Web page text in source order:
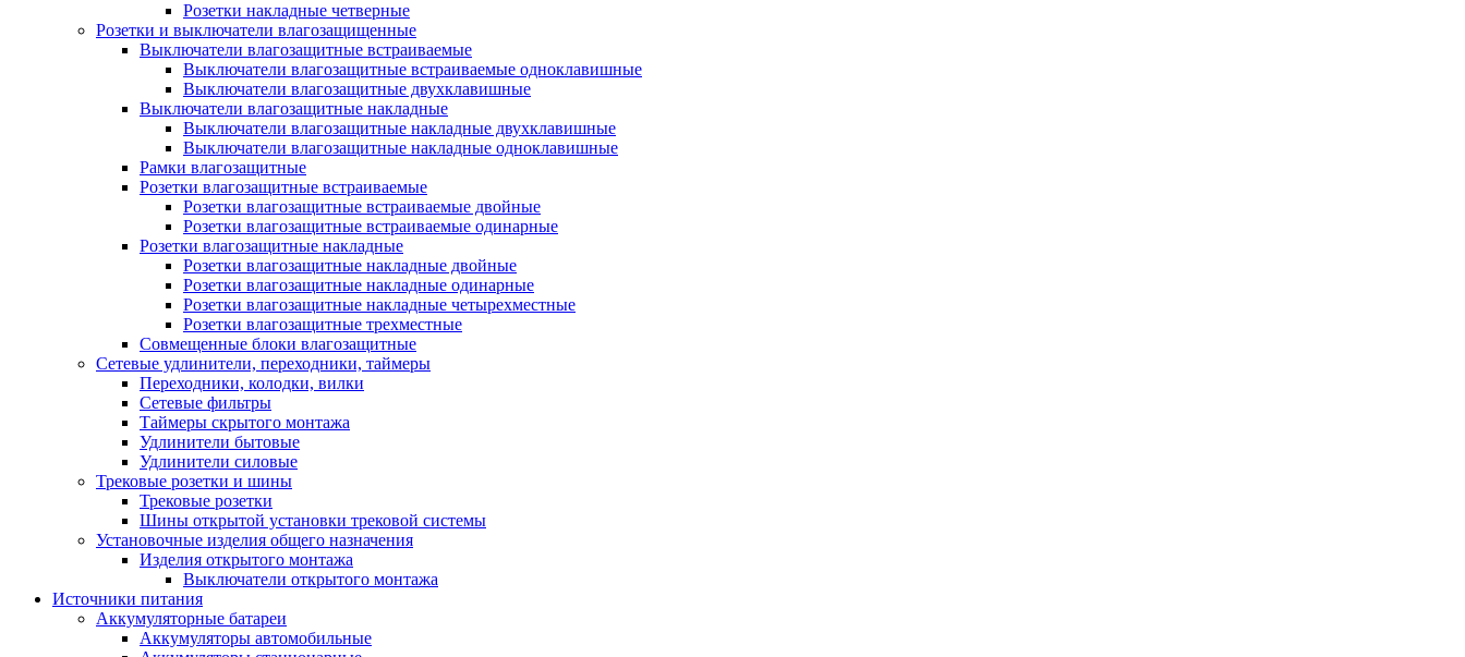
Розетки накладные четверные
Розетки и выключатели влагозащищенные
Выключатели влагозащитные встраиваемые
Выключатели влагозащитные встраиваемые одноклавишные
Выключатели влагозащитные двухклавишные
Выключатели влагозащитные накладные
Выключатели влагозащитные накладные двухклавишные
Выключатели влагозащитные накладные одноклавишные
Рамки влагозащитные
Розетки влагозащитные встраиваемые
Розетки влагозащитные встраиваемые двойные
Розетки влагозащитные встраиваемые одинарные
Розетки влагозащитные накладные
Розетки влагозащитные накладные двойные
Розетки влагозащитные накладные одинарные
Розетки влагозащитные накладные четырехместные
Розетки влагозащитные трехместные
Совмещенные блоки влагозащитные
Сетевые удлинители, переходники, таймеры
Переходники, колодки, вилки
Сетевые фильтры
Таймеры скрытого монтажа
Удлинители бытовые
Удлинители силовые
Трековые розетки и шины
Трековые розетки
Шины открытой установки трековой системы
Установочные изделия общего назначения
Изделия открытого монтажа
Выключатели открытого монтажа
Источники питания
Аккумуляторные батареи
Аккумуляторы автомобильные